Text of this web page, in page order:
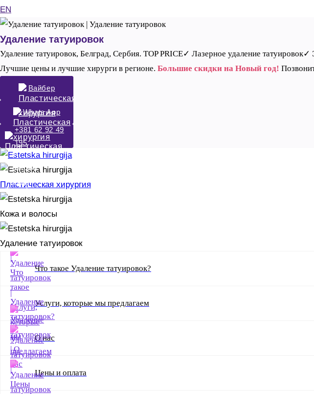
EN
Удаление татуировок
Удаление татуировок, Белград, Сербия. TOP PRICE✓ Лазерное удаление
Лучшие цены и лучшие хирурги в регионе. Большие скидки на Новый год!
Вайбер
Whats App
+381 62 92 49
195
Пластическая хирургия
Кожа и волосы
Удаление татуировок
Что такое Удаление татуировок?
Услуги, которые мы предлагаем
О нас
Цены и оплата